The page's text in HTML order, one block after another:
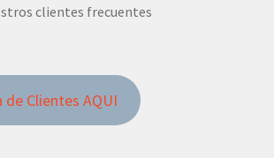
clientes frecuentes
de Clientes AQUI